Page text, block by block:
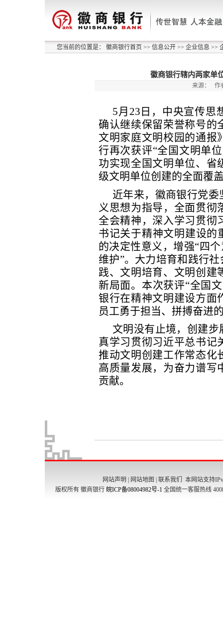
您当前的位置是： 徽商银行首页 >> 信息公开 >> 企业信息 >>
徽商银行辖内两家单
来源： 作
网站声明 网站地图 联系我们
本网站支持
版权所有 徽商银行 皖ICP备08004982号-1 全国统一客服热线